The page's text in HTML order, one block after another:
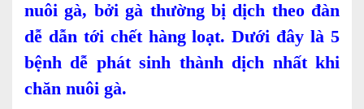
nuôi gà, bởi gà thường bị dịch theo đàn
dễ dẫn tới chết hàng loạt. Dưới đây là 5
bệnh dễ phát sinh thành dịch nhất khi
chăn nuôi gà.